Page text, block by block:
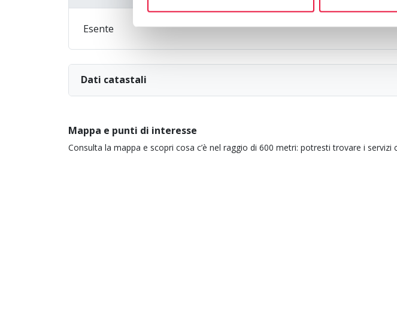
Esente
Dati catastali
Mappa e punti di interesse
Consulta la mappa e scopri cosa c’è nel raggio di 600 metri: potresti trovare i